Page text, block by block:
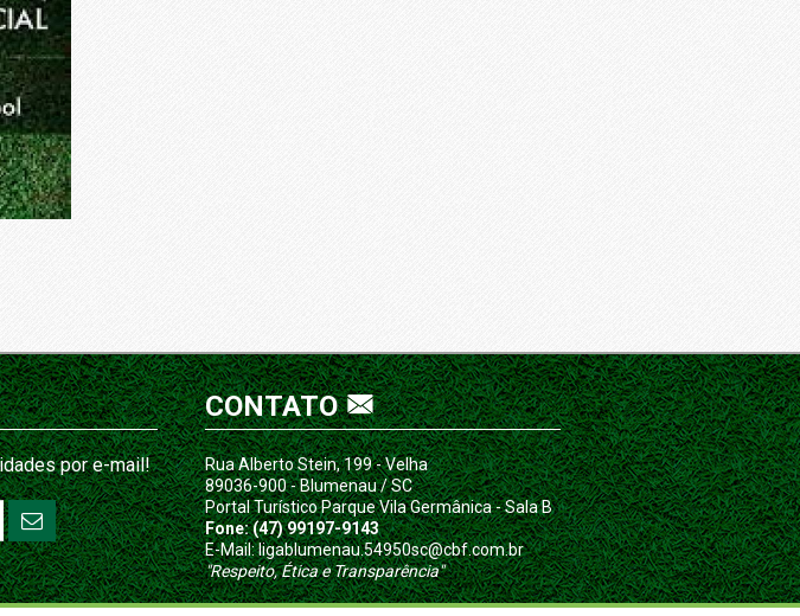
por e-mail!
CONTATO
Rua Alberto Stein, 199 - Velha
89036-900 - Blumenau / SC
Portal Turístico Parque Vila Germânica - Sala B
Fone: (47) 99197-9143
E-Mail: ligablumenau.54950sc@cbf.com.br
"Respeito, Ética e Transparência"